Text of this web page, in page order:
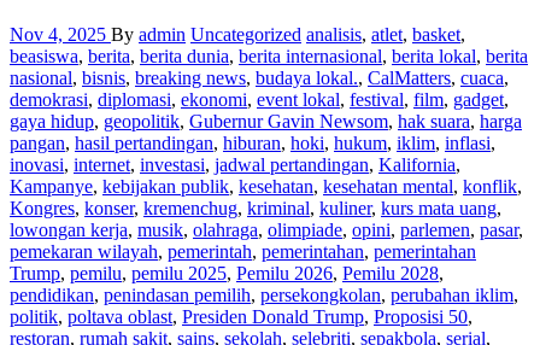
Nov 4, 2025 By admin Uncategorized analisis, atlet, basket,
beasiswa, berita, berita dunia, berita internasional, berita lokal, berita
nasional, bisnis, breaking news, budaya lokal., CalMatters, cuaca,
demokrasi, diplomasi, ekonomi, event lokal, festival, film, gadget,
gaya hidup, geopolitik, Gubernur Gavin Newsom, hak suara, harga
pangan, hasil pertandingan, hiburan, hoki, hukum, iklim, inflasi,
inovasi, internet, investasi, jadwal pertandingan, Kalifornia,
Kampanye, kebijakan publik, kesehatan, kesehatan mental, konflik,
Kongres, konser, kremenchug, kriminal, kuliner, kurs mata uang,
lowongan kerja, musik, olahraga, olimpiade, opini, parlemen, pasar,
pemekaran wilayah, pemerintah, pemerintahan, pemerintahan
Trump, pemilu, pemilu 2025, Pemilu 2026, Pemilu 2028,
pendidikan, penindasan pemilih, persekongkolan, perubahan iklim,
politik, poltava oblast, Presiden Donald Trump, Proposisi 50,
restoran, rumah sakit, sains, sekolah, selebriti, sepakbola, serial,